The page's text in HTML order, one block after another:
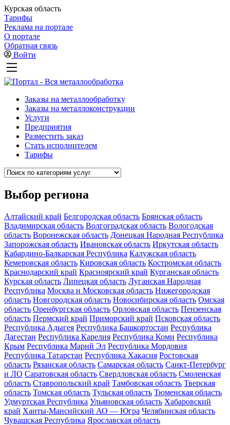
Курская область
Тарифы
Реклама на портале
О портале
Обратная связь
Войти
Заказы на металлообработку
Заказы на металлоконструкции
Услуги
Предприятия
Разместить заказ
Стать исполнителем
Тарифы
Выбор региона
Алтайский край Белгородская область Брянская область
Владимирская область Волгоградская область Вологодская
область Воронежская область Донецкая Народная Республика
Запорожская область Ивановская область Иркутская область
Кабардино-Балкарская Республика Калужская область
Кемеровская область Кировская область Костромская область
Краснодарский край Красноярский край Курганская область
Курская область Липецкая область Луганская Народная
Республика Москва и Московская область Нижегородская
область Новгородская область Новосибирская область Омская
область Оренбургская область Орловская область Пензенская
область Пермский край Приморский край Псковская область
Республика Адыгея Республика Башкортостан Республика
Дагестан Республика Карелия Республика Коми Республика
Крым Республика Марий Эл Республика Мордовия
Республика Татарстан Республика Хакасия Ростовская
область Рязанская область Самарская область Санкт-Петербург
и ЛО Саратовская область Свердловская область Смоленская
область Ставропольский край Тамбовская область Тверская
область Томская область Тульская область Тюменская область
Удмуртская Республика Ульяновская область Хабаровский
край Ханты-Мансийский АО — Югра Челябинская область
Чувашская Республика Ярославская область